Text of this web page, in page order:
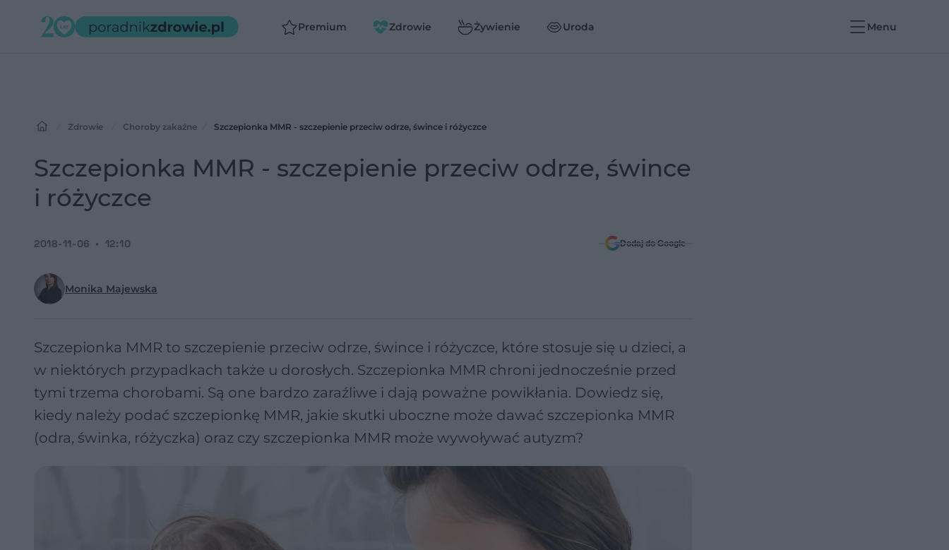
Premium Zdrowie Żywienie Uroda Menu
Zdrowie Choroby zakaźne Szczepionka MMR - szczepienie przeciw odrze, śwince i różyczce
Szczepionka MMR - szczepienie przeciw odrze, śwince
i różyczce
Monika Majewska
2018-11-06 12:10 Dodaj do Google
Szczepionka MMR to szczepienie przeciw odrze, śwince i różyczce, które stosuje się u dzieci, a
w niektórych przypadkach także u dorosłych. Szczepionka MMR chroni jednocześnie przed
tymi trzema chorobami. Są one bardzo zaraźliwe i dają poważne powikłania. Dowiedz się,
kiedy należy podać szczepionkę MMR, jakie skutki uboczne może dawać szczepionka MMR
(odra, świnka, różyczka) oraz czy szczepionka MMR może wywoływać autyzm?